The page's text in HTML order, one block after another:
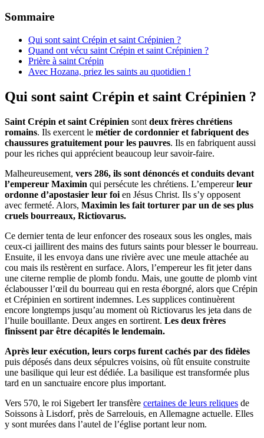
Sommaire
Qui sont saint Crépin et saint Crépinien ?
Quand ont vécu saint Crépin et saint Crépinien ?
Prière à saint Crépin
Avec Hozana, priez les saints au quotidien !
Qui sont saint Crépin et saint Crépinien ?
Saint Crépin et saint Crépinien sont deux frères chrétiens
romains. Ils exercent le métier de cordonnier et fabriquent des
chaussures gratuitement pour les pauvres. Ils en fabriquent aussi
pour les riches qui apprécient beaucoup leur savoir-faire.
Malheureusement, vers 286, ils sont dénoncés et conduits devant
l’empereur Maximin qui persécute les chrétiens. L’empereurleur
ordonne d’apostasier leur foi en Jésus Christ. Ils s’y opposent
avec fermeté. Alors, Maximin les fait torturer par un de ses plus
cruels bourreaux, Rictiovarus.
Ce dernier tenta de leur enfoncer des roseaux sous les ongles, mais
ceux-ci jaillirent des mains des futurs saints pour blesser le bourreau.
Ensuite, il les envoya dans une rivière avec une meule attachée au
cou mais ils restèrent en surface. Alors, l’empereur les fit jeter dans
une citerne remplie de plomb fondu. Mais, une goutte de plomb vint
éclabousser l’œil du bourreau qui en resta éborgné, alors que Crépin
et Crépinien en sortirent indemnes. Les supplices continuèrent
encore longtemps jusqu’au moment où Rictiovarus les jeta dans de
l’huile bouillante. Deux anges en sortirent. Les deux frères
finissent par être décapités le lendemain.
Après leur exécution, leurs corps furent cachés par des fidèles
puis déposés dans deux sépulcres voisins, où fût ensuite construite
une basilique qui leur est dédiée. La basilique est transformée plus
tard en un sanctuaire encore plus important.
Vers 570, le roi Sigebert Ier transfère certaines de leurs reliques de
Soissons à Lisdorf, près de Sarrelouis, en Allemagne actuelle. Elles
y sont murées dans l’autel de l’église portant leur nom.